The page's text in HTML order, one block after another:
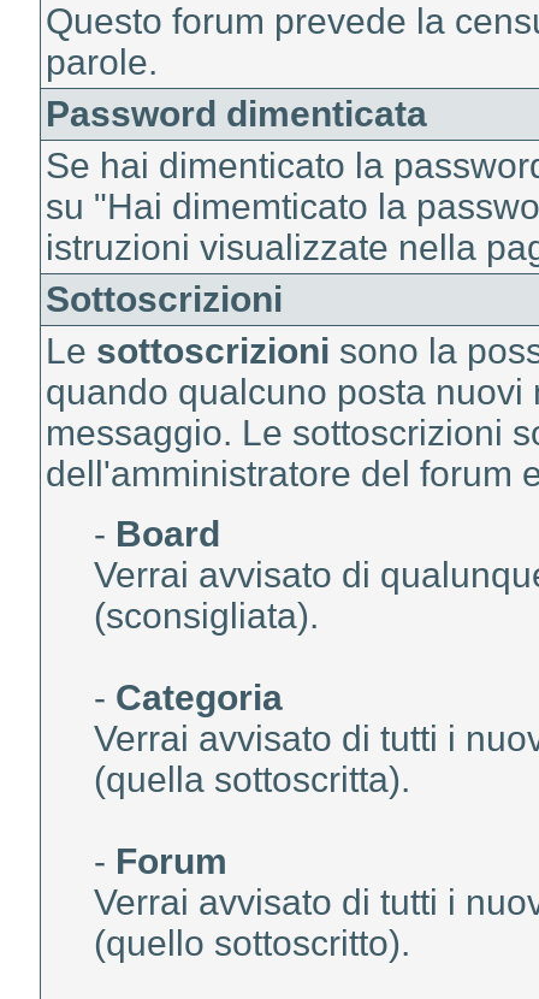
Questo forum prevede la
parole.
Password dimenticata
Se hai dimenticato la
su "Hai dimemticato la
istruzioni visualizzate nella
Sottoscrizioni
Le sottoscrizioni sono la
quando qualcuno posta
messaggio. Le sottoscrizioni
dell'amministratore del forum
- Board
Verrai avvisato di
(sconsigliata).
- Categoria
Verrai avvisato di tutti i
(quella sottoscritta).
- Forum
Verrai avvisato di tutti i
(quello sottoscritto).